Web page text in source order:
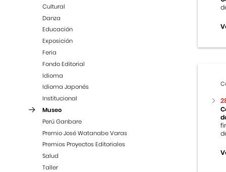
Cultural
Danza
Educación
Exposición
Feria
Fondo Editorial
Idioma
Idioma Japonés
Institucional
Museo
Perú Ganbare
Premio José Watanabe Varas
Premios Proyectos Editoriales
Salud
Taller